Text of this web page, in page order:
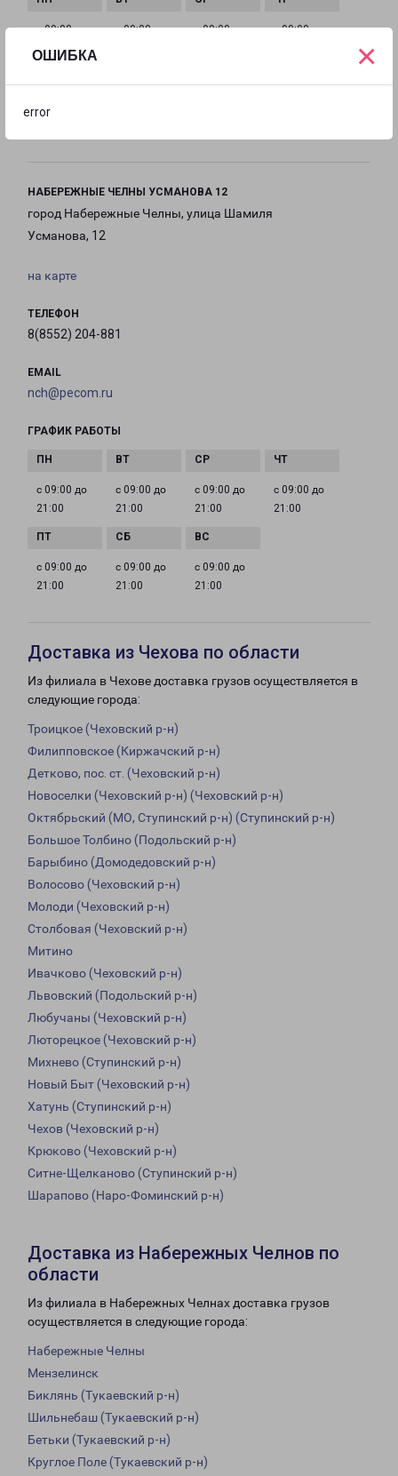
ОШИБКА
error
×
с 09:00 до
20:30
с 09:00 до
с 09:00 до
с 09:00 до
с 09:00 до
НАБЕРЕЖНЫЕ ЧЕЛНЫ УСМАНОВА 12
город Набережные Челны, улица Шамиля
Усманова, 12
на карте
ТЕЛЕФОН
8(8552) 204-881
EMAIL
nch@pecom.ru
ГРАФИК РАБОТЫ
с 09:00 до
21:00
с 09:00 до
21:00
с 09:00 до
21:00
с 09:00 до
21:00
с 09:00 до
21:00
с 09:00 до
21:00
с 09:00 до
21:00
Доставка из Чехова по области
Из филиала в Чехове доставка грузов осуществляется в
следующие города:
Троицкое (Чеховский р-н)
Филипповское (Киржачский р-н)
Детково, пос. ст. (Чеховский р-н)
Новоселки (Чеховский р-н) (Чеховский р-н)
Октябрьский (МО, Ступинский р-н) (Ступинский р-н)
Большое Толбино (Подольский р-н)
Барыбино (Домодедовский р-н)
Волосово (Чеховский р-н)
Молоди (Чеховский р-н)
Столбовая (Чеховский р-н)
Митино
Ивачково (Чеховский р-н)
Львовский (Подольский р-н)
Любучаны (Чеховский р-н)
Люторецкое (Чеховский р-н)
Михнево (Ступинский р-н)
Новый Быт (Чеховский р-н)
Хатунь (Ступинский р-н)
Чехов (Чеховский р-н)
Крюково (Чеховский р-н)
Ситне-Щелканово (Ступинский р-н)
Шарапово (Наро-Фоминский р-н)
Доставка из Набережных Челнов по
области
Из филиала в Набережных Челнах доставка грузов
осуществляется в следующие города:
Набережные Челны
Мензелинск
Биклянь (Тукаевский р-н)
Шильнебаш (Тукаевский р-н)
Бетьки (Тукаевский р-н)
Круглое Поле (Тукаевский р-н)